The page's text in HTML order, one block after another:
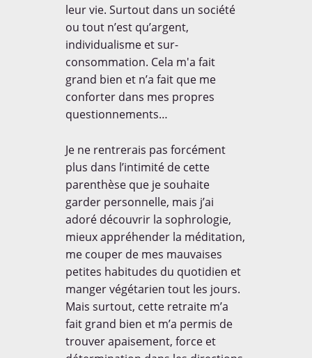
leur vie. Surtout dans un société
ou tout n’est qu’argent,
individualisme et sur-
consommation. Cela m'a fait
grand bien et n’a fait que me
conforter dans mes propres
questionnements…
Je ne rentrerais pas forcément
plus dans l’intimité de cette
parenthèse que je souhaite
garder personnelle, mais j’ai
adoré découvrir la sophrologie,
mieux appréhender la méditation,
me couper de mes mauvaises
petites habitudes du quotidien et
manger végétarien tout les jours.
Mais surtout, cette retraite m’a
fait grand bien et m’a permis de
trouver apaisement, force et